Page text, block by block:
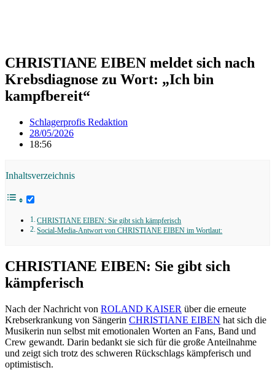
CHRISTIANE EIBEN meldet sich nach
Krebsdiagnose zu Wort: „Ich bin
kampfbereit“
Schlagerprofis Redaktion
28/05/2026
18:56
Inhaltsverzeichnis
CHRISTIANE EIBEN: Sie gibt sich kämpferisch
Social-Media-Antwort von CHRISTIANE EIBEN im Wortlaut:
CHRISTIANE EIBEN: Sie gibt sich
kämpferisch
Nach der Nachricht von ROLAND KAISER über die erneute
Krebserkrankung von Sängerin CHRISTIANE EIBEN hat sich die
Musikerin nun selbst mit emotionalen Worten an Fans, Band und
Crew gewandt. Darin bedankt sie sich für die große Anteilnahme
und zeigt sich trotz des schweren Rückschlags kämpferisch und
optimistisch.